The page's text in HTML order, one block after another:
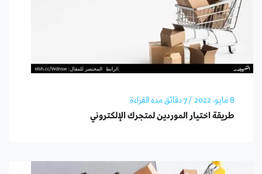
8 مايو، 2022 / 7 دقائق مده القراءة
طريقة اختيار الموردين لمتجرك الإلكتروني